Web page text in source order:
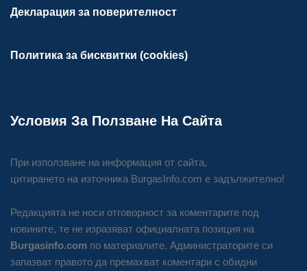
Декларация за поверителност
Политика за бисквитки (cookies)
Условия За Ползване На Сайта
При използване на информация от сайта,
цитирането на източника BurgasInfo.com е задължително!
Редакцията не носи отговорност за коментарите под
новините, те не изразяват официалната позиция на
Burgasinfo.com по материалите. Администраторите си
запазват правото да премахват коментари с обидни